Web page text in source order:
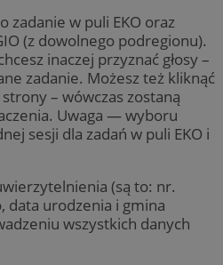
zadanie w puli EKO oraz
(z dowolnego podregionu).
inaczej przyznać głosy –
zadanie. Możesz też kliknąć
– wówczas zostaną
Uwaga — wyboru
sesji dla zadań w puli EKO i
(są to: nr.
data urodzenia i gmina
wszystkich danych